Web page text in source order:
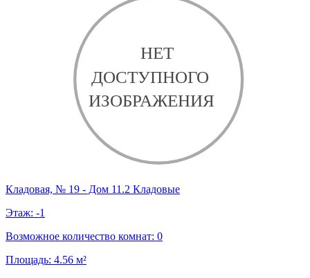
Кладовая, № 19 - Дом 11.2 Кладовые
Этаж: -1
Возможное количество комнат: 0
Площадь: 4.56 м²